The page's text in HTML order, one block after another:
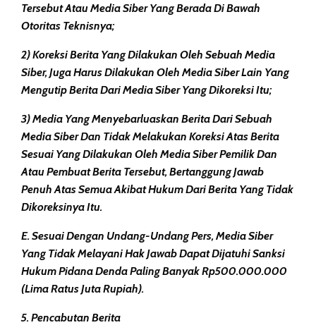
Tersebut Atau Media Siber Yang Berada Di Bawah
Otoritas Teknisnya;
2) Koreksi Berita Yang Dilakukan Oleh Sebuah Media
Siber, Juga Harus Dilakukan Oleh Media Siber Lain Yang
Mengutip Berita Dari Media Siber Yang Dikoreksi Itu;
3) Media Yang Menyebarluaskan Berita Dari Sebuah
Media Siber Dan Tidak Melakukan Koreksi Atas Berita
Sesuai Yang Dilakukan Oleh Media Siber Pemilik Dan
Atau Pembuat Berita Tersebut, Bertanggung Jawab
Penuh Atas Semua Akibat Hukum Dari Berita Yang Tidak
Dikoreksinya Itu.
E. Sesuai Dengan Undang-Undang Pers, Media Siber
Yang Tidak Melayani Hak Jawab Dapat Dijatuhi Sanksi
Hukum Pidana Denda Paling Banyak Rp500.000.000
(Lima Ratus Juta Rupiah).
5. Pencabutan Berita